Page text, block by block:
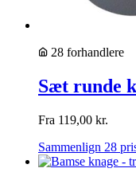
28 forhandlere
Sæt runde
Fra 119,00 kr.
Sammenlign 28